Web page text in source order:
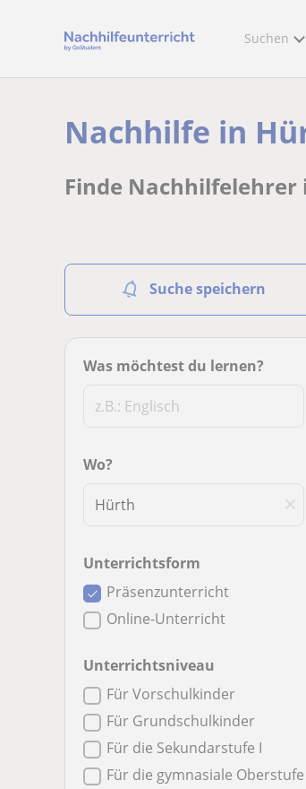
Suchen
Nachhilfe in
Finde
Suche speichern
Was möchtest du lernen?
Wo?
Unterrichtsform
Präsenzunterricht
Online-Unterricht
Unterrichtsniveau
Für Vorschulkinder
Für Grundschulkinder
Für die Sekundarstufe I
Für die gymnasiale Oberstufe